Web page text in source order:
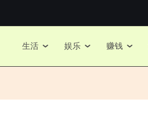
生活 娱乐 赚钱